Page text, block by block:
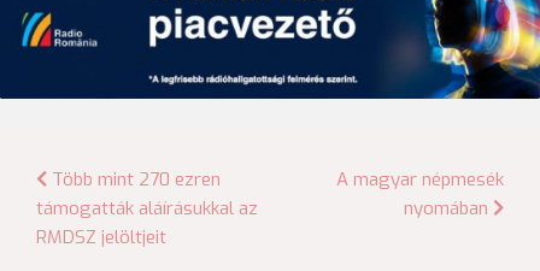
Bejegyzés
navigáció
Több mint 270 ezren
támogatták aláírásukkal az
RMDSZ jelöltjeit
A magyar népmesék
nyomában